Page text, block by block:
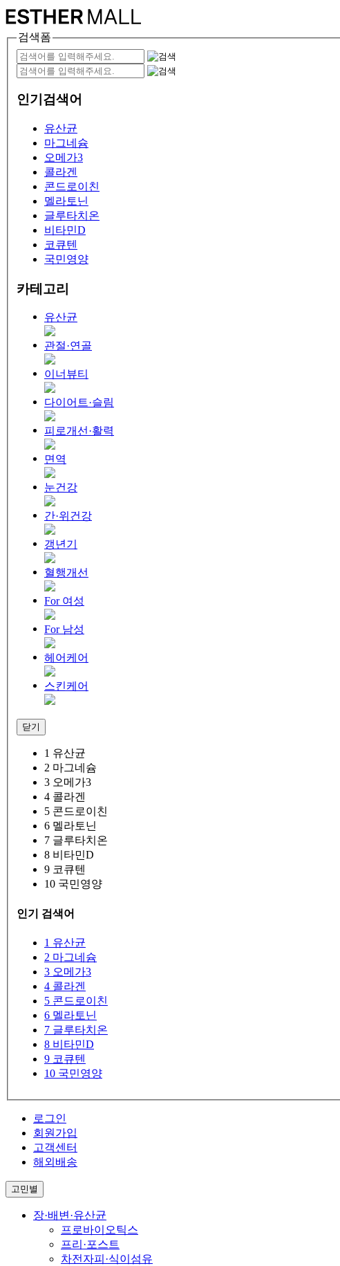
검색폼
인기검색어
유산균
마그네슘
오메가3
콜라겐
콘드로이친
멜라토닌
글루타치온
비타민D
코큐텐
국민영양
카테고리
유산균
관절·연골
이너뷰티
다이어트·슬림
피로개선·활력
면역
눈건강
간·위건강
갱년기
혈행개선
For 여성
For 남성
헤어케어
스킨케어
닫기
1 유산균
2 마그네슘
3 오메가3
4 콜라겐
5 콘드로이친
6 멜라토닌
7 글루타치온
8 비타민D
9 코큐텐
10 국민영양
인기 검색어
1 유산균
2 마그네슘
3 오메가3
4 콜라겐
5 콘드로이친
6 멜라토닌
7 글루타치온
8 비타민D
9 코큐텐
10 국민영양
로그인
회원가입
고객센터
해외배송
고민별
장·배변·유산균
프로바이오틱스
프리·포스트
차전자피·식이섬유